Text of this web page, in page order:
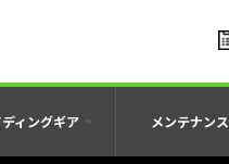
ィングギア メンテナンス